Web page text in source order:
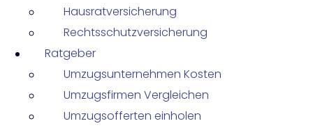
Hausratversicherung
Rechtsschutzversicherung
Ratgeber
Umzugsunternehmen Kosten
Umzugsfirmen Vergleichen
Umzugsofferten einholen